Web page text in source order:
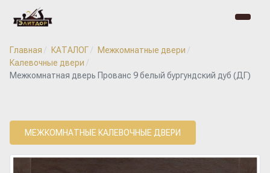
Главная КАТАЛОГ
Межкомнатные двери
Калевочные двери
Межкомнатная дверь Прованс 9 белый бургундский дуб (ДГ)
МЕЖКОМНАТНЫЕ КАЛЕВОЧНЫЕ ДВЕРИ